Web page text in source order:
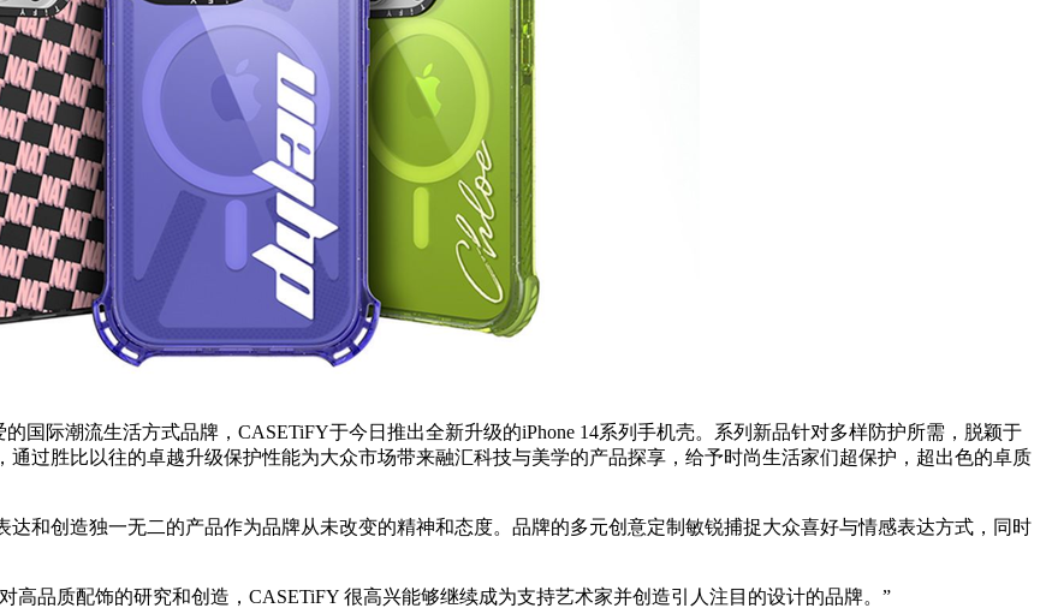
国际潮流生活方式品牌，CASETiFY于今日推出全新升级的iPhone 14系列手机壳。系列新品针对多样防护所需，脱颖于
通过胜比以往的卓越升级保护性能为大众市场带来融汇科技与美学的产品探享，给予时尚生活家们超保护，超出色的卓质
和创造独一无二的产品作为品牌从未改变的精神和态度。品牌的多元创意定制敏锐捕捉大众喜好与情感表达方式，同时
高品质配饰的研究和创造，CASETiFY 很高兴能够继续成为支持艺术家并创造引人注目的设计的品牌。”